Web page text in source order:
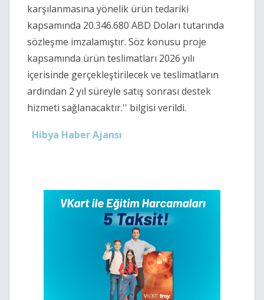
karşılanmasına yönelik ürün tedariki
kapsamında 20.346.680 ABD Doları tutarında
sözleşme imzalamıştır. Söz konusu proje
kapsamında ürün teslimatları 2026 yılı
içerisinde gerçekleştirilecek ve teslimatların
ardından 2 yıl süreyle satış sonrası destek
hizmeti sağlanacaktır.'' bilgisi verildi.
Hibya Haber Ajansı